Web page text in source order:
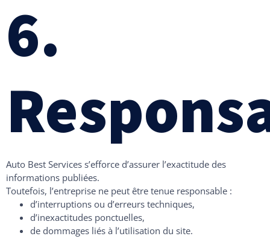
6.
Auto Best Services s’efforce d’assurer l’exactitude des
informations publiées.
Toutefois, l’entreprise ne peut être tenue responsable :
d’interruptions ou d’erreurs techniques,
d’inexactitudes ponctuelles,
de dommages liés à l’utilisation du site.